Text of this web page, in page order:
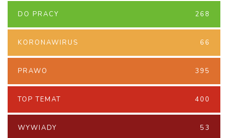
DO PRACY 268
KORONAWIRUS 66
PRAWO 395
TOP TEMAT 400
WYWIADY 53